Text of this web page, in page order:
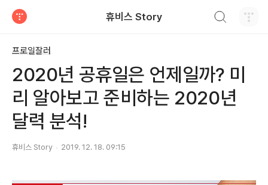
휴비스 Story
프로일잘러
2020년 공휴일은 언제일까? 미
리 알아보고 준비하는 2020년
달력 분석!
휴비스 Story 2019. 12. 18. 09:15